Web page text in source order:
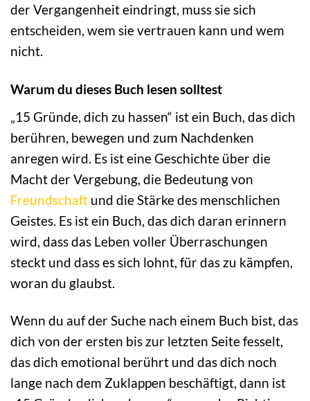
der Vergangenheit eindringt, muss sie sich
entscheiden, wem sie vertrauen kann und wem
nicht.
Warum du dieses Buch lesen solltest
„15 Gründe, dich zu hassen“ ist ein Buch, das dich
berühren, bewegen und zum Nachdenken
anregen wird. Es ist eine Geschichte über die
Macht der Vergebung, die Bedeutung von
Freundschaft und die Stärke des menschlichen
Geistes. Es ist ein Buch, das dich daran erinnern
wird, dass das Leben voller Überraschungen
steckt und dass es sich lohnt, für das zu kämpfen,
woran du glaubst.
Wenn du auf der Suche nach einem Buch bist, das
dich von der ersten bis zur letzten Seite fesselt,
das dich emotional berührt und das dich noch
lange nach dem Zuklappen beschäftigt, dann ist